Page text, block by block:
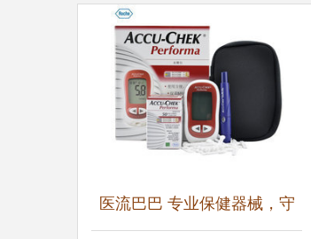
医流巴巴 专业保健器械，守